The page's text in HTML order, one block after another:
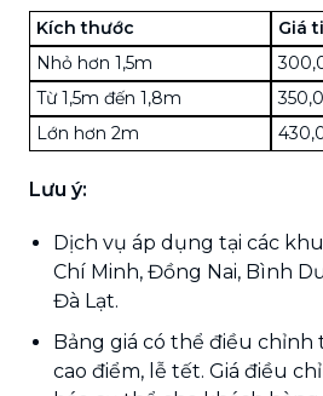
Kích thước
Giá
Nhỏ hơn 1,5m
Từ 1,5m đến 1,8m
Lớn hơn 2m
Lưu ý:
Dịch vụ áp dụng tại các
Chí Minh, Đồng Nai, Bình
Đà Lạt.
Bảng giá có thể điều chỉnh
cao điểm, lễ tết. Giá điều